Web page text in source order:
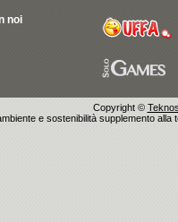
noi
Copyright ©
e sostenibilità supplemento